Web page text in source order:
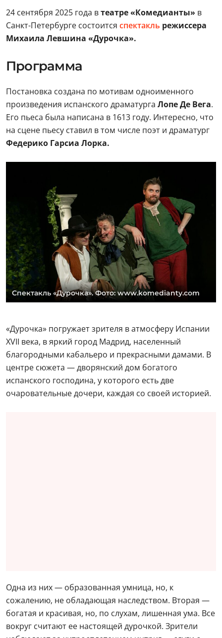
24 сентября 2025 года втеатре «Комедианты» в
Санкт-Петербурге состоится спектакль режиссера
Михаила Левшина «Дурочка».
Программа
Постановка создана по мотивам одноименного
произведения испанского драматурга Лопе Де Вега.
Его пьеса была написана в 1613 году. Интересно, что
на сцене пьесу ставил в том числе поэт и драматург
Федерико Гарсиа Лорка.
Спектакль «Дурочка». Фото: www.komedianty.com
«Дурочка» погружает зрителя в атмосферу Испании
XVII века, в яркий город Мадрид, населенный
благородными кабальеро и прекрасными дамами. В
центре сюжета — дворянский дом богатого
испанского господина, у которого есть две
очаровательные дочери, каждая со своей историей.
Одна из них — образованная умница, но, к
сожалению, не обладающая наследством. Вторая —
богатая и красивая, но, по слухам, лишенная ума. Все
вокруг считают ее настоящей дурочкой. Зрители